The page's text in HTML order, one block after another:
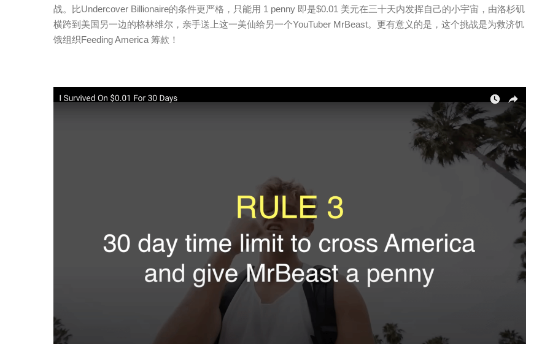
战。比Undercover Billionaire的条件更严格，只能用 1 penny 即是$0.01 美元在三十天内发挥自己的小宇宙，由洛杉矶
横跨到美国另一边的格林维尔，亲手送上这一美仙给另一个YouTuber MrBeast。更有意义的是，这个挑战是为救济饥
饿组织Feeding America 筹款！